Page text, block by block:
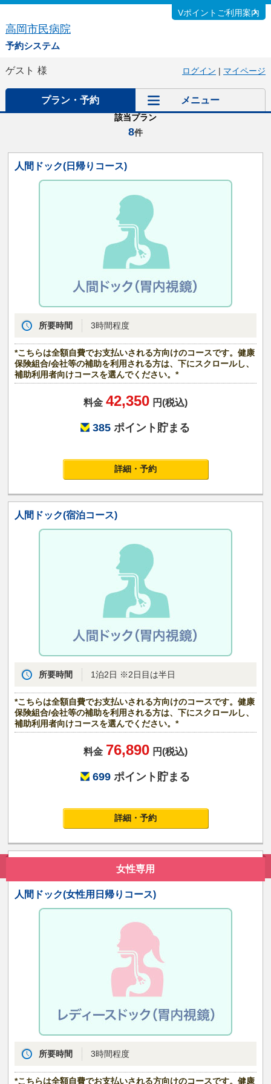
高岡市民病院
予約システム
Vポイントご利用案内
ゲスト 様 ログイン | マイページ
プラン・予約 メニュー
該当プラン
8件
人間ドック(日帰りコース)
所要時間 3時間程度
*こちらは全額自費でお支払いされる方向けのコースです。健康
保険組合/会社等の補助を利用される方は、下にスクロールし、
補助利用者向けコースを選んでください。*
料金 42,350 円(税込)
385 ポイント貯まる
詳細・予約
人間ドック(宿泊コース)
所要時間 1泊2日 ※2日目は半日
*こちらは全額自費でお支払いされる方向けのコースです。健康
保険組合/会社等の補助を利用される方は、下にスクロールし、
補助利用者向けコースを選んでください。*
料金 76,890 円(税込)
699 ポイント貯まる
詳細・予約
女性専用
人間ドック(女性用日帰りコース)
所要時間 3時間程度
*こちらは全額自費でお支払いされる方向けのコースです。健康